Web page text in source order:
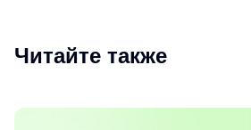
Читайте также